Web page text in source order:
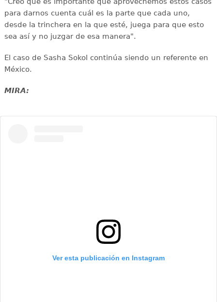
para darnos cuenta cuál es la parte que cada uno,
desde la trinchera en la que esté, juega para que esto
sea así y no juzgar de esa manera".
El caso de Sasha Sokol continúa siendo un referente en
México.
MIRA:
Ver esta publicación en Instagram